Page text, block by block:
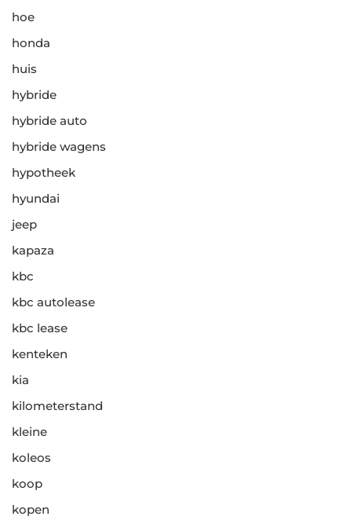
hoe
honda
huis
hybride
hybride auto
hybride wagens
hypotheek
hyundai
jeep
kapaza
kbc
kbc autolease
kbc lease
kenteken
kia
kilometerstand
kleine
koleos
koop
kopen